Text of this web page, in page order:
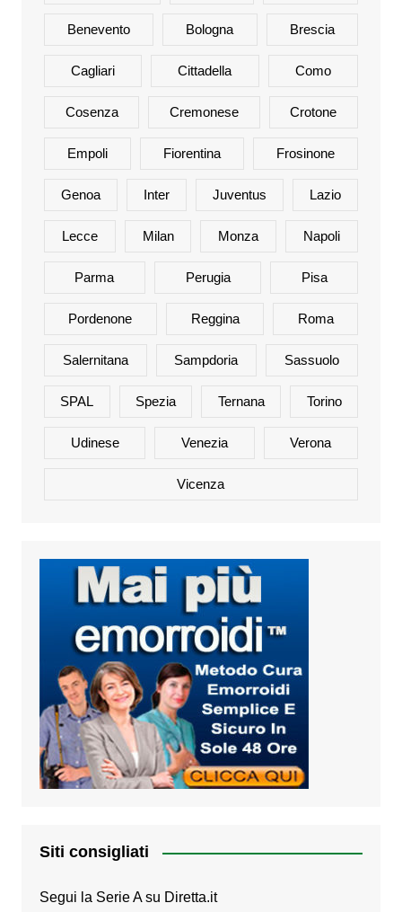
Benevento Bologna Brescia
Cagliari Cittadella Como
Cosenza Cremonese Crotone
Empoli Fiorentina Frosinone
Genoa Inter Juventus Lazio
Lecce Milan Monza Napoli
Parma Perugia Pisa
Pordenone Reggina Roma
Salernitana Sampdoria Sassuolo
SPAL Spezia Ternana Torino
Udinese Venezia Verona
Vicenza
Siti consigliati
Segui la Serie A su Diretta.it